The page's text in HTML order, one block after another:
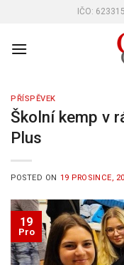
content
IČO:
PŘÍSPĚVEK
Školní kemp v
Plus
POSTED ON 19 PROSINCE,
19
Pro